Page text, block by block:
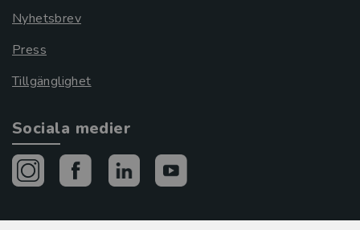
Nyhetsbrev
Press
Tillgänglighet
Sociala medier